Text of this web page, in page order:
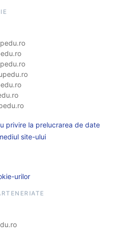
privire la prelucrarea de date
site-ului
urilor